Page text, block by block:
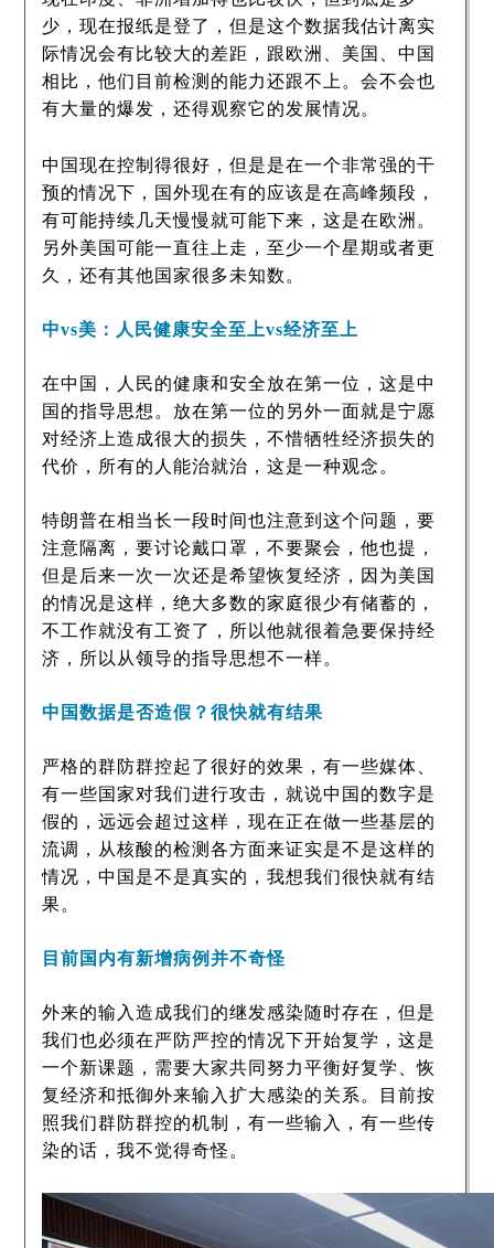
少，现在报纸是登了，但是这个数据我估计离实
际情况会有比较大的差距，跟欧洲、美国、中国
相比，他们目前检测的能力还跟不上。会不会也
有大量的爆发，还得观察它的发展情况。
中国现在控制得很好，但是是在一个非常强的干
预的情况下，国外现在有的应该是在高峰频段，
有可能持续几天慢慢就可能下来，这是在欧洲。
另外美国可能一直往上走，至少一个星期或者更
久，还有其他国家很多未知数。
中vs美：人民健康安全至上vs经济至上
在中国，人民的健康和安全放在第一位，这是中
国的指导思想。放在第一位的另外一面就是宁愿
对经济上造成很大的损失，不惜牺牲经济损失的
代价，所有的人能治就治，这是一种观念。
特朗普在相当长一段时间也注意到这个问题，要
注意隔离，要讨论戴口罩，不要聚会，他也提，
但是后来一次一次还是希望恢复经济，因为美国
的情况是这样，绝大多数的家庭很少有储蓄的，
不工作就没有工资了，所以他就很着急要保持经
济，所以从领导的指导思想不一样。
中国数据是否造假？很快就有结果
严格的群防群控起了很好的效果，有一些媒体、
有一些国家对我们进行攻击，就说中国的数字是
假的，远远会超过这样，现在正在做一些基层的
流调，从核酸的检测各方面来证实是不是这样的
情况，中国是不是真实的，我想我们很快就有结
果。
目前国内有新增病例并不奇怪
外来的输入造成我们的继发感染随时存在，但是
我们也必须在严防严控的情况下开始复学，这是
一个新课题，需要大家共同努力平衡好复学、恢
复经济和抵御外来输入扩大感染的关系。目前按
照我们群防群控的机制，有一些输入，有一些传
染的话，我不觉得奇怪。